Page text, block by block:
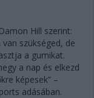
Hill szerint:
szükséged, de
a gumikat.
a nap és elkezd
képesek” –
adásában.